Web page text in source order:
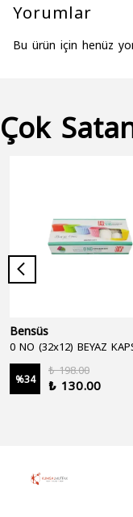
Yorumlar
Bu ürün için henüz
Çok
Bensüs
%34
₺ 198.00
₺ 130.00